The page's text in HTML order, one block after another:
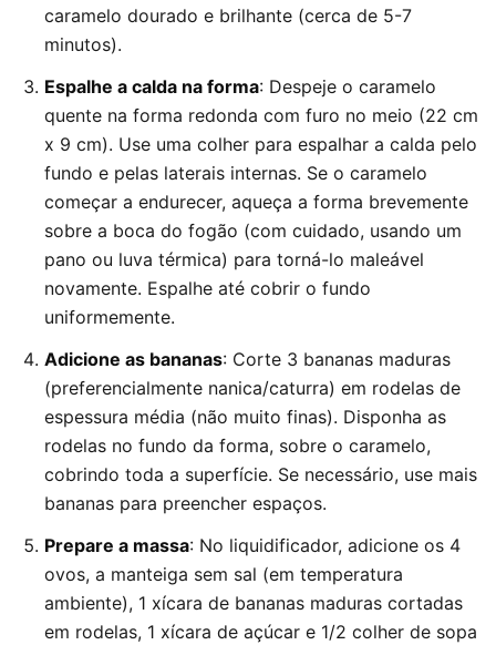
caramelo dourado e brilhante (cerca de 5-7
minutos).
Espalhe a calda na forma: Despeje o caramelo
quente na forma redonda com furo no meio (22 cm
x 9 cm). Use uma colher para espalhar a calda pelo
fundo e pelas laterais internas. Se o caramelo
começar a endurecer, aqueça a forma brevemente
sobre a boca do fogão (com cuidado, usando um
pano ou luva térmica) para torná-lo maleável
novamente. Espalhe até cobrir o fundo
uniformemente.
Adicione as bananas: Corte 3 bananas maduras
(preferencialmente nanica/caturra) em rodelas de
espessura média (não muito finas). Disponha as
rodelas no fundo da forma, sobre o caramelo,
cobrindo toda a superfície. Se necessário, use mais
bananas para preencher espaços.
Prepare a massa: No liquidificador, adicione os 4
ovos, a manteiga sem sal (em temperatura
ambiente), 1 xícara de bananas maduras cortadas
em rodelas, 1 xícara de açúcar e 1/2 colher de sopa